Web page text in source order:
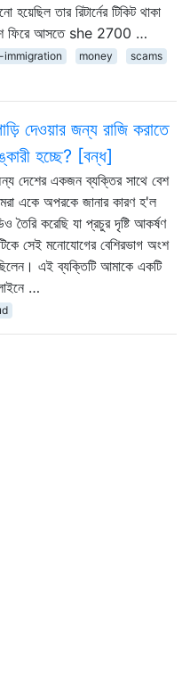
হয়েছিল তার রিটার্নের টিকিট থাকা
ফিরে আসতে she 2700 …
money
scams
দেওয়ার জন্য রাজি করাতে
হচ্ছে? [বন্ধ]
দেশের একজন ব্যক্তির সাথে বেশ
একে অপরকে জানার কারণ হ'ল
তৈরি করেছি যা প্রচুর দৃষ্টি আকর্ষণ
সেই মনোযোগের বেশিরভাগ অংশ
এই ব্যক্তিটি আমাকে একটি
…